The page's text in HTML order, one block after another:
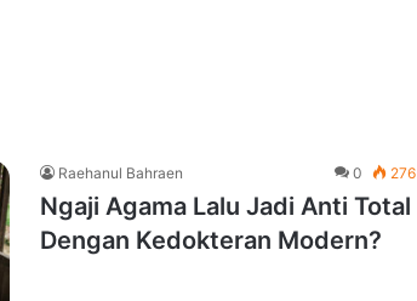
Raehanul Bahraen 0 276
Ngaji Agama Lalu Jadi Anti Total
Dengan Kedokteran Modern?